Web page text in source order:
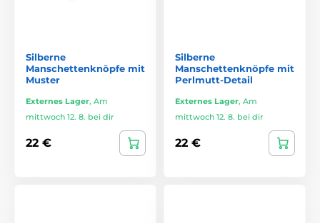
Silberne
Manschettenknöpfe mit
Muster
Externes Lager, Am
mittwoch 12. 8. bei dir
22 €
Silberne
Manschettenknöpfe mit
Perlmutt-Detail
Externes Lager, Am
mittwoch 12. 8. bei dir
22 €